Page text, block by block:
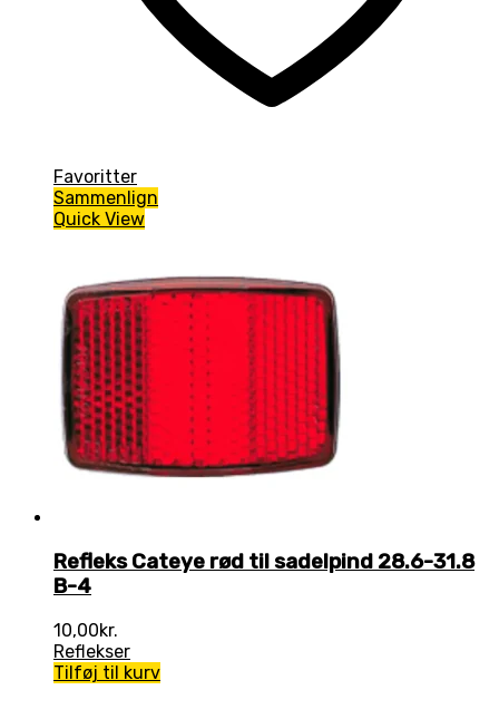
Favoritter
Sammenlign
Quick View
Refleks Cateye rød til sadelpind 28.6-31.8
B-4
10,00kr.
Reflekser
Tilføj til kurv